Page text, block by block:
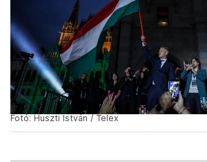
Fotó: Huszti István / Telex